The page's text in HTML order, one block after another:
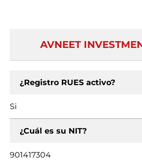
AVNEET
¿Registro RUES activo?
Si
¿Cuál es su NIT?
901417304